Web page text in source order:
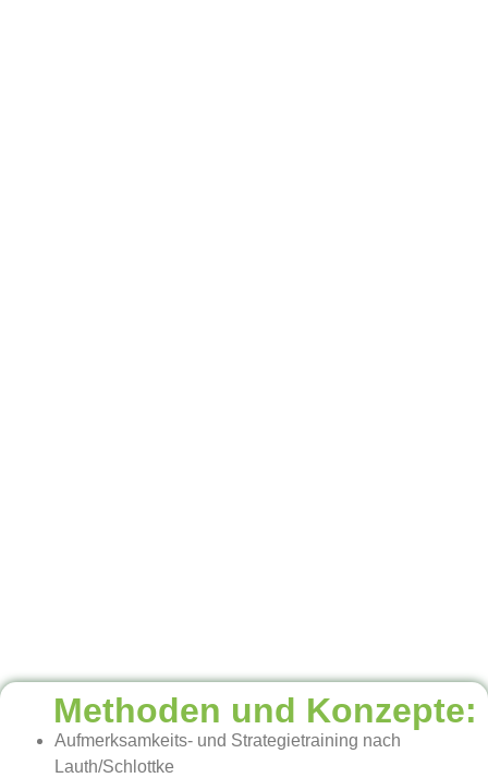
Methoden und Konzepte:
Aufmerksamkeits- und Strategietraining nach
Lauth/Schlottke